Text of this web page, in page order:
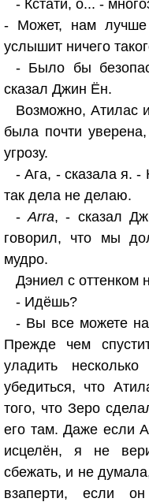
- Кстати, о... -
- Может, нам лучше
услышит ничего
- Было бы
сказал Джин Ён.
Возможно, Атилас
была почти
угрозу.
- Ага, - сказала я.
так дела не делаю.
-Arra, - сказал
говорил, что мы
мудро.
Дэниел с оттенком
- Идёшь?
- Вы все можете
Прежде чем
уладить
убедиться, что
того, что Зеро
его там. Даже если
исцелён, я не
сбежать, и не
взаперти, если он